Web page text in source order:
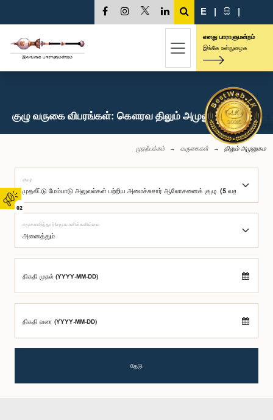
02
E | සි |
எனது பாராளுமன்றம்
இங்கே உள்நுழைக
குழு வருகை விபரங்கள்: கௌரவ திலும் அமுனுகம, பா.உ.
முதற்பக்கம் வருகைகள் திலும் அமுனுகம
குழு
சமூகமளித்தார்/சமூகமளிக்கவில்லை
திகதி முதல் (YYYY-MM-DD)
திகதி வரை (YYYY-MM-DD)
தேடு